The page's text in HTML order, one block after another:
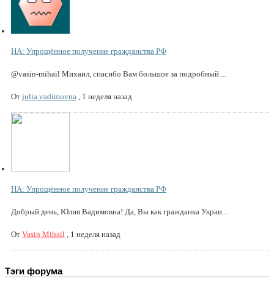
НА: Упрощённое получение гражданства РФ
@vasin-mihail Михаил, спасибо Вам большое за подробный ...
От julia.vadimovna 1 неделя назад
НА: Упрощённое получение гражданства РФ
Добрый день, Юлия Вадимовна! Да, Вы как гражданка Украи...
От Vasin Mihail 1 неделя назад
Тэги форума